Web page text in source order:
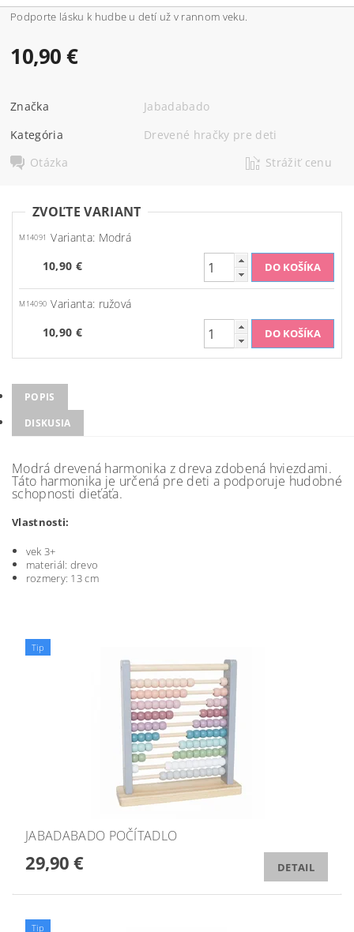
Podporte lásku k hudbe u detí už v rannom veku.
10,90 €
Značka
Jabadabado
Kategória
Drevené hračky pre deti
Otázka
Strážiť cenu
ZVOĽTE VARIANT
M14091
Varianta: Modrá
10,90 €
M14090 Varianta: ružová
10,90 €
POPIS
DISKUSIA
Modrá drevená harmonika z dreva zdobená hviezdami.
Táto harmonika je určená pre deti a podporuje hudobné
schopnosti dieťaťa.
Vlastnosti:
vek 3+
materiál: drevo
rozmery: 13 cm
Tip
JABADABADO POČÍTADLO
29,90 € DETAIL
Tip